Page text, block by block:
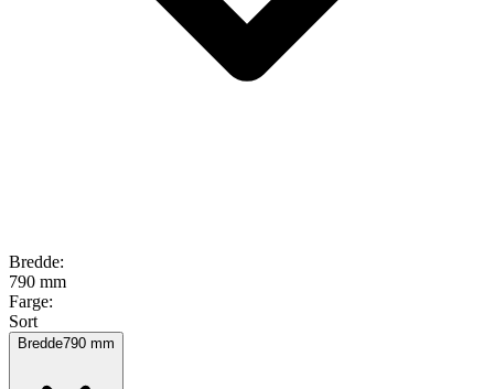
Bredde:
790 mm
Farge:
Sort
Bredde790 mm